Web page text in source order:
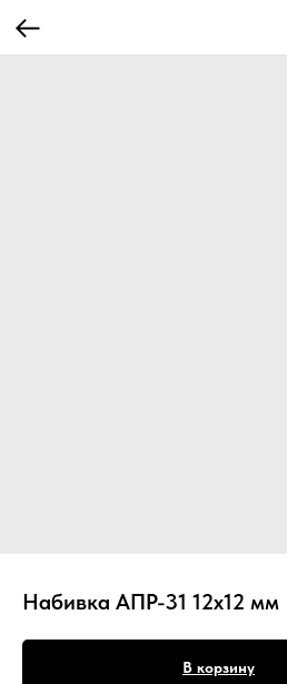
Набивка АПР-31 12х12
В корзину